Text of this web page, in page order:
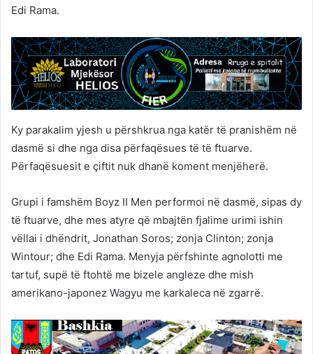
Edi Rama.
Ky parakalim yjesh u përshkrua nga katër të pranishëm në
dasmë si dhe nga disa përfaqësues të të ftuarve.
Përfaqësuesit e çiftit nuk dhanë koment menjëherë.
Grupi i famshëm Boyz II Men performoi në dasmë, sipas dy
të ftuarve, dhe mes atyre që mbajtën fjalime urimi ishin
vëllai i dhëndrit, Jonathan Soros; zonja Clinton; zonja
Wintour; dhe Edi Rama. Menyja përfshinte agnolotti me
tartuf, supë të ftohtë me bizele angleze dhe mish
amerikano-japonez Wagyu me karkaleca në zgarrë.